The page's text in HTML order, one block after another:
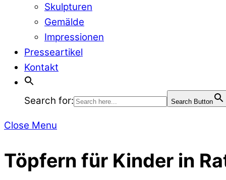
Skulpturen
Gemälde
Impressionen
Presseartikel
Kontakt
Search for: Search Button
Close Menu
Töpfern für Kinder in